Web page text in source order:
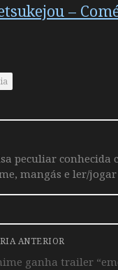
–
peculiar
mangás e ler/
ANTERIOR
ganha trailer